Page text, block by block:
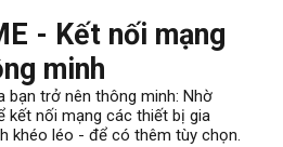
- Kết nối mạng
minh
bạn trở nên thông minh: Nhờ
kết nối mạng các thiết bị gia
khéo léo - để có thêm tùy chọn.